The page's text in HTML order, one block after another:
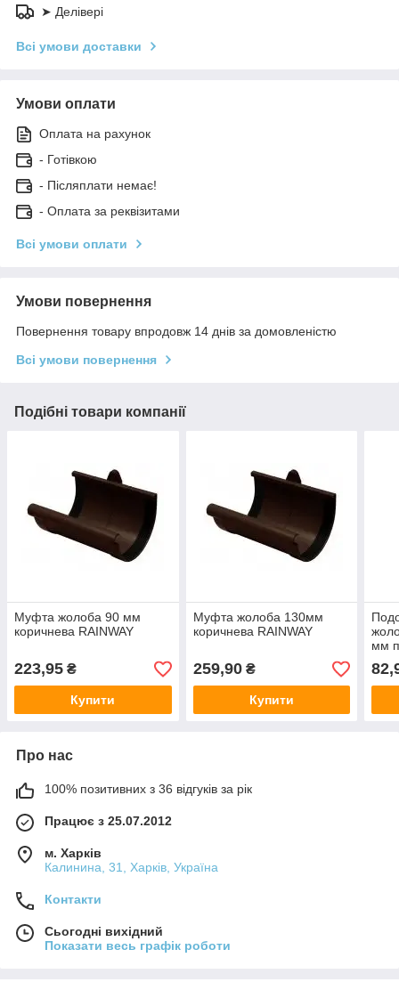
➤ Делівері
Всі умови доставки
Умови оплати
Оплата на рахунок
- Готівкою
- Післяплати немає!
- Оплата за реквізитами
Всі умови оплати
Умови повернення
Повернення товару впродовж 14 днів за домовленістю
Всі умови повернення
Подібні товари компанії
Муфта жолоба 90 мм
коричнева RAINWAY
223,95 ₴
Купити
Муфта жолоба 130мм
коричнева RAINWAY
259,90₴
Купити
мм
Про нас
100% позитивних з 36 відгуків за рік
Працює з 25.07.2012
м. Харків
Калинина, 31, Харків, Україна
Контакти
Сьогодні вихідний
Показати весь графік роботи